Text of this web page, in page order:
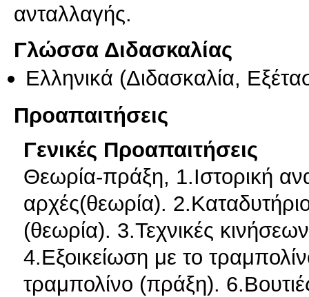
ανταλλαγής.
Γλώσσα Διδασκαλίας
Ελληνικά (Διδασκαλία,
Προαπαιτήσεις
Γενικές Προαπαιτήσεις
Θεωρία-πράξη, 1.Ιστορική
αρχές(θεωρία).
(θεωρία). 3.Τεχνικές
4.Εξοικείωση με το
τραμπολίνο (πράξη).